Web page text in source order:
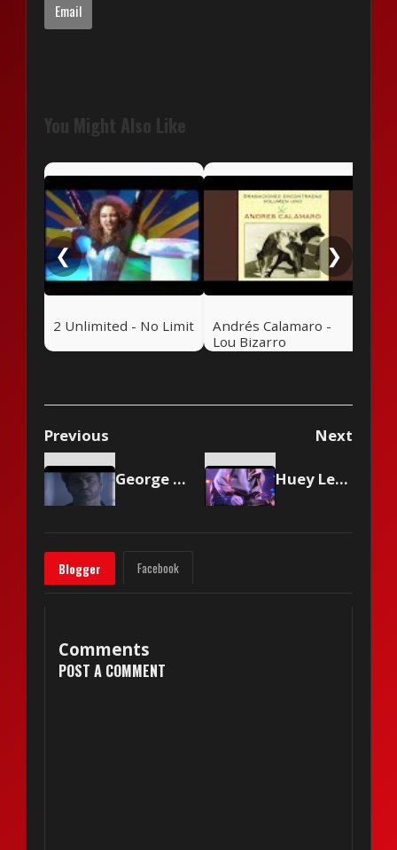
Email
You Might Also Like
❮
2 Unlimited - No Limit
Andrés Calamaro -
Lou Bizarro
❯
Previous Next
George Michael - One More Try Huey Lewis & The News - I Know What I Like
Blogger Facebook
Comments
POST A COMMENT